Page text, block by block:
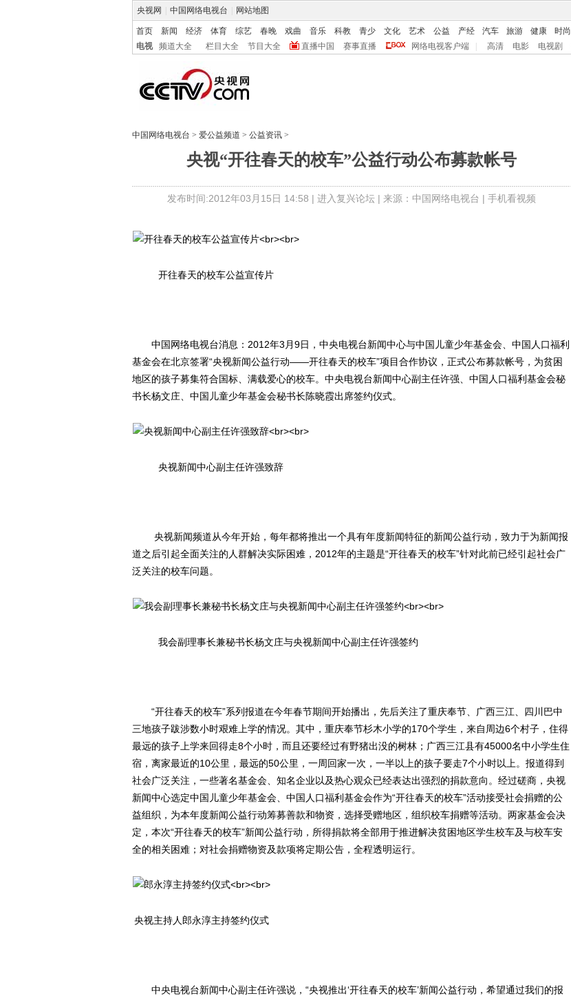
央视网 中国网络电视台 网站地图
首页 新闻 经济 体育 综艺 春晚 戏曲 音乐 科教 青少 文化 艺术 公益 产经 汽车 旅游 健康 时尚
电视
频道大全 栏目大全 节目大全 直播中国 赛事直播 网络电视客户端 高清 电影 电视剧
中国网络电视台 > 爱公益频道 > 公益资讯 >
央视“开往春天的校车”公益行动公布募款帐号
发布时间:2012年03月15日 14:58 | 进入复兴论坛| 来源：中国网络电视台 | 手机看视频
开往春天的校车公益宣传片
中国网络电视台消息：2012年3月9日，中央电视台新闻中心与中国儿童少年基金会、中国人口福利
基金会在北京签署“央视新闻公益行动——开往春天的校车”项目合作协议，正式公布募款帐号，为贫困
地区的孩子募集符合国标、满载爱心的校车。中央电视台新闻中心副主任许强、中国人口福利基金会秘
书长杨文庄、中国儿童少年基金会秘书长陈晓霞出席签约仪式。
央视新闻中心副主任许强致辞
央视新闻频道从今年开始，每年都将推出一个具有年度新闻特征的新闻公益行动，致力于为新闻报
道之后引起全面关注的人群解决实际困难，2012年的主题是“开往春天的校车”针对此前已经引起社会广
泛关注的校车问题。
我会副理事长兼秘书长杨文庄与央视新闻中心副主任许强签约
“开往春天的校车”系列报道在今年春节期间开始播出，先后关注了重庆奉节、广西三江、四川巴中
三地孩子跋涉数小时艰难上学的情况。其中，重庆奉节杉木小学的170个学生，来自周边6个村子，住得
最远的孩子上学来回得走8个小时，而且还要经过有野猪出没的树林；广西三江县有45000名中小学生住
宿，离家最近的10公里，最远的50公里，一周回家一次，一半以上的孩子要走7个小时以上。报道得到
社会广泛关注，一些著名基金会、知名企业以及热心观众已经表达出强烈的捐款意向。经过磋商，央视
新闻中心选定中国儿童少年基金会、中国人口福利基金会作为“开往春天的校车”活动接受社会捐赠的公
益组织，为本年度新闻公益行动筹募善款和物资，选择受赠地区，组织校车捐赠等活动。两家基金会决
定，本次“开往春天的校车”新闻公益行动，所得捐款将全部用于推进解决贫困地区学生校车及与校车安
全的相关困难；对社会捐赠物资及款项将定期公告，全程透明运行。
央视主持人郎永淳主持签约仪式
中央电视台新闻中心副主任许强说，“央视推出‘开往春天的校车’新闻公益行动，希望通过我们的报